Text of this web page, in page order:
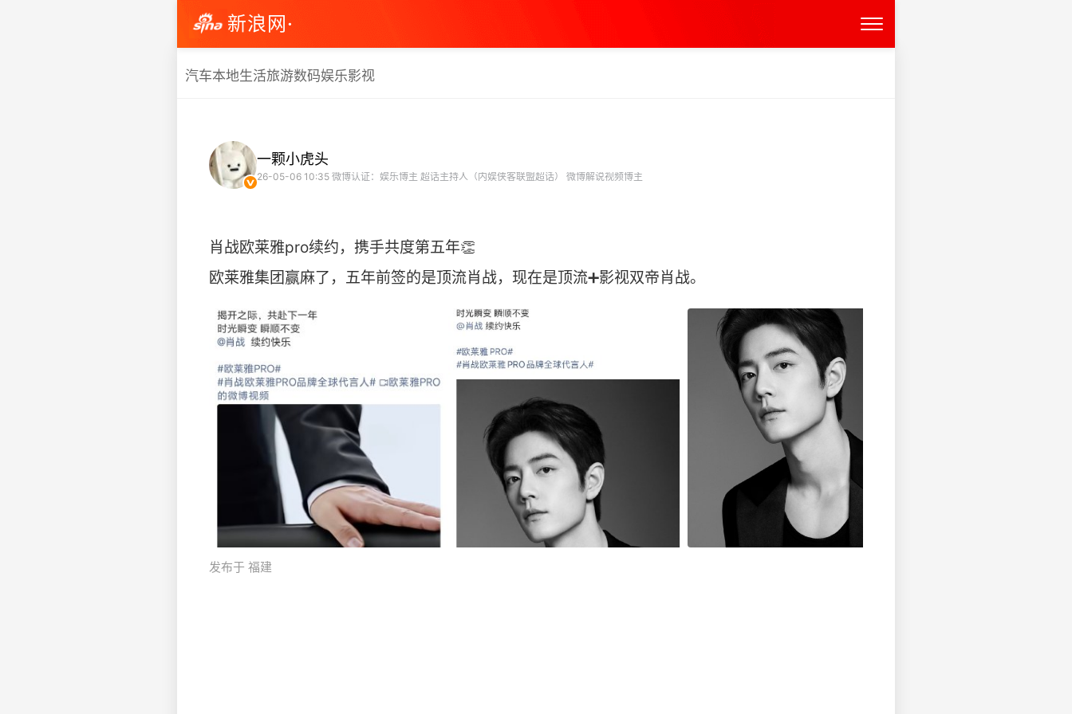
新浪网·
汽车本地生活旅游数码娱乐影视
一颗小虎头
26-05-06 10:35 微博认证：娱乐博主 超话主持人（内娱侠客联盟超话） 微博解说视频博主
肖战欧莱雅pro续约，携手共度第五年👏
欧莱雅集团赢麻了，五年前签的是顶流肖战，现在是顶流➕影视双帝肖战。 ​
发布于 福建